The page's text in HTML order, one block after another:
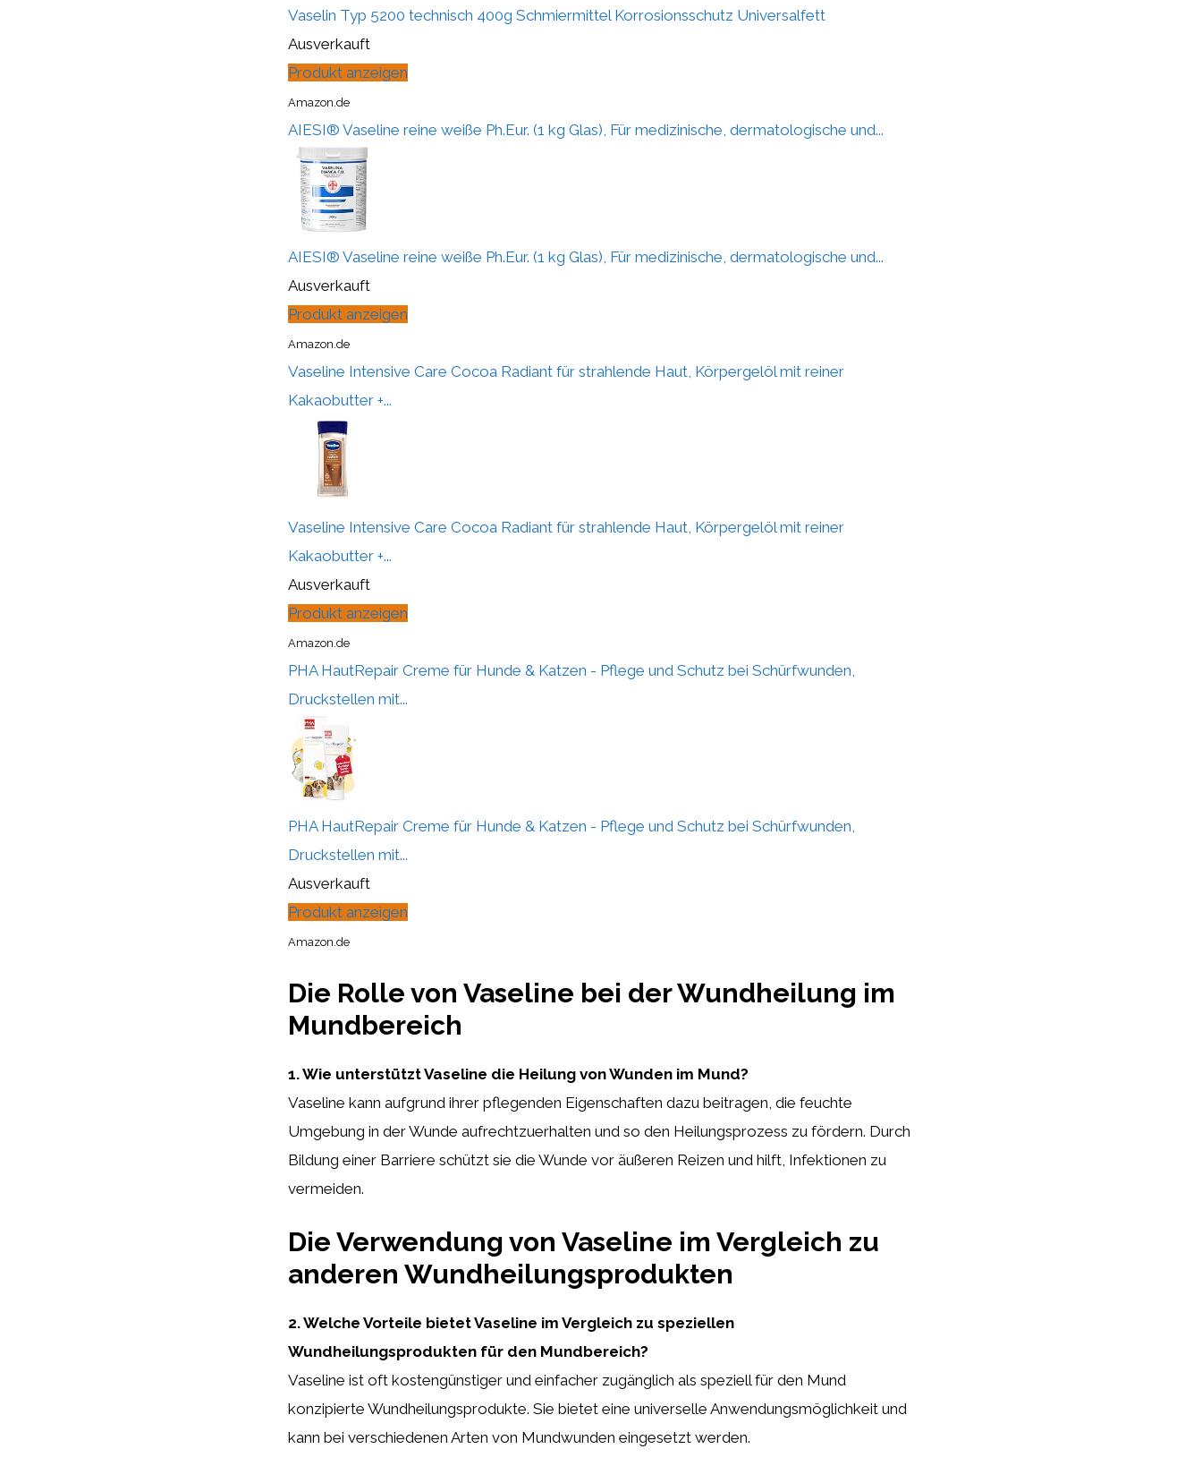
Vaselin Typ 5200 technisch 400g Schmiermittel Korrosionsschutz Universalfett
Ausverkauft
Produkt anzeigen
Amazon.de
AIESI® Vaseline reine weiße Ph.Eur. (1 kg Glas), Für medizinische, dermatologische und...
AIESI® Vaseline reine weiße Ph.Eur. (1 kg Glas), Für medizinische, dermatologische und...
Ausverkauft
Produkt anzeigen
Amazon.de
Vaseline Intensive Care Cocoa Radiant für strahlende Haut, Körpergelöl mit reiner
Kakaobutter +...
Vaseline Intensive Care Cocoa Radiant für strahlende Haut, Körpergelöl mit reiner
Kakaobutter +...
Ausverkauft
Produkt anzeigen
Amazon.de
PHA HautRepair Creme für Hunde & Katzen - Pflege und Schutz bei Schürfwunden,
Druckstellen mit...
PHA HautRepair Creme für Hunde & Katzen - Pflege und Schutz bei Schürfwunden,
Druckstellen mit...
Ausverkauft
Produkt anzeigen
Amazon.de
Die Rolle von Vaseline bei der Wundheilung im
Mundbereich
1. Wie unterstützt Vaseline die Heilung von Wunden im Mund?
Vaseline kann aufgrund ihrer pflegenden Eigenschaften dazu beitragen, die feuchte
Umgebung in der Wunde aufrechtzuerhalten und so den Heilungsprozess zu fördern. Durch
Bildung einer Barriere schützt sie die Wunde vor äußeren Reizen und hilft, Infektionen zu
vermeiden.
Die Verwendung von Vaseline im Vergleich zu
anderen Wundheilungsprodukten
2. Welche Vorteile bietet Vaseline im Vergleich zu speziellen
Wundheilungsprodukten für den Mundbereich?
Vaseline ist oft kostengünstiger und einfacher zugänglich als speziell für den Mund
konzipierte Wundheilungsprodukte. Sie bietet eine universelle Anwendungsmöglichkeit und
kann bei verschiedenen Arten von Mundwunden eingesetzt werden.